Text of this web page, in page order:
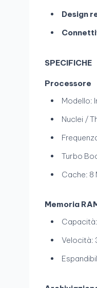
Design
SPECIFICHE
Processore
Modello:
Nuclei /
Turbo
Cache: 8
Memoria
Velocità: